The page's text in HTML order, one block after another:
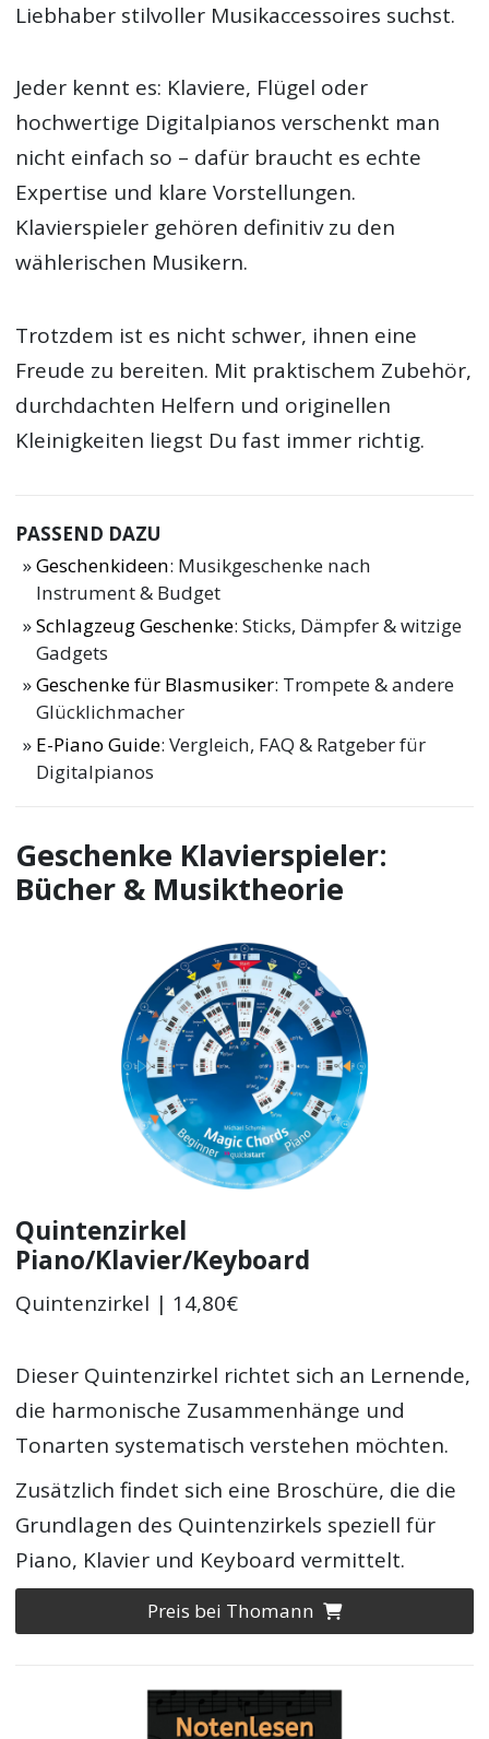
Liebhaber stilvoller Musikaccessoires suchst.
Jeder kennt es: Klaviere, Flügel oder
hochwertige Digitalpianos verschenkt man
nicht einfach so – dafür braucht es echte
Expertise und klare Vorstellungen.
Klavierspieler gehören definitiv zu den
wählerischen Musikern.
Trotzdem ist es nicht schwer, ihnen eine
Freude zu bereiten. Mit praktischem Zubehör,
durchdachten Helfern und originellen
Kleinigkeiten liegst Du fast immer richtig.
PASSEND DAZU
Geschenkideen: Musikgeschenke nach
Instrument & Budget
Schlagzeug Geschenke: Sticks, Dämpfer & witzige
Gadgets
Geschenke für Blasmusiker: Trompete & andere
Glücklichmacher
E-Piano Guide: Vergleich, FAQ & Ratgeber für
Digitalpianos
Geschenke Klavierspieler:
Bücher & Musiktheorie
Quintenzirkel
Piano/Klavier/Keyboard
Quintenzirkel | 14,80€
Dieser Quintenzirkel richtet sich an Lernende,
die harmonische Zusammenhänge und
Tonarten systematisch verstehen möchten.
Zusätzlich findet sich eine Broschüre, die die
Grundlagen des Quintenzirkels speziell für
Piano, Klavier und Keyboard vermittelt.
Preis bei Thomann